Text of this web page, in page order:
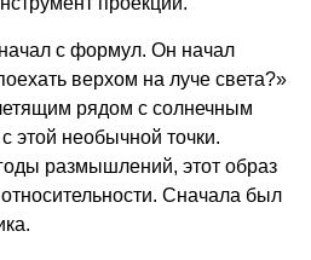
с формул. Он начал
верхом на луче света?»
рядом с солнечным
этой необычной точки.
размышлений, этот образ
Сначала был